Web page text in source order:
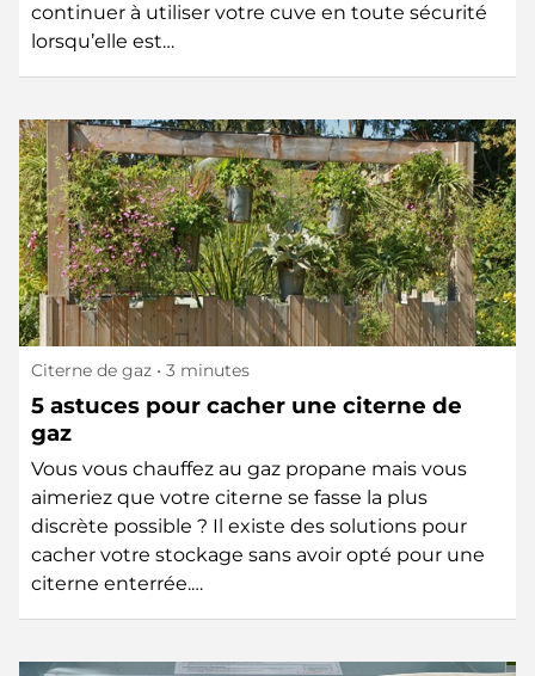
continuer à utiliser votre cuve en toute sécurité
lorsqu’elle est…
Citerne de gaz • 3 minutes
5 astuces pour cacher une citerne de
gaz
Vous vous chauffez au gaz propane mais vous
aimeriez que votre citerne se fasse la plus
discrète possible ? Il existe des solutions pour
cacher votre stockage sans avoir opté pour une
citerne enterrée.…